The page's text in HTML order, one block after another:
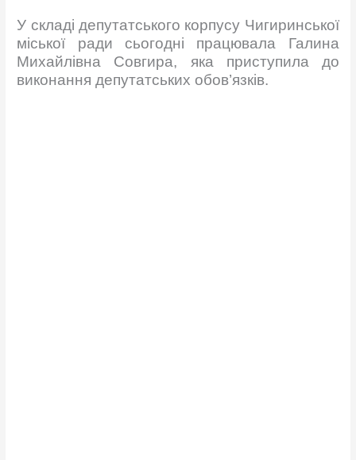
У складі депутатського корпусу Чигиринської
міської ради сьогодні працювала Галина
Михайлівна Совгира, яка приступила до
виконання депутатських обов’язків.